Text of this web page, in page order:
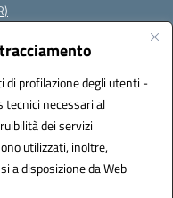
profilazione degli utenti -
tecnici necessari al
dei servizi
utilizzati, inoltre,
a disposizione da Web
(IPA): istsc_bree02200r